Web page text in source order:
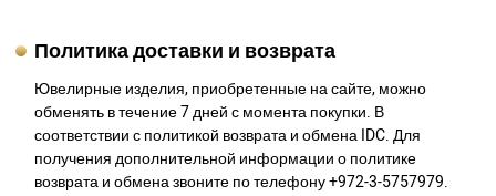
Политика доставки и возврата
Ювелирные изделия, приобретенные на сайте, можно
обменять в течение 7 дней с момента покупки. В
соответствии с политикой возврата и обмена IDC. Для
получения дополнительной информации о политике
возврата и обмена звоните по телефону +972-3-5757979.